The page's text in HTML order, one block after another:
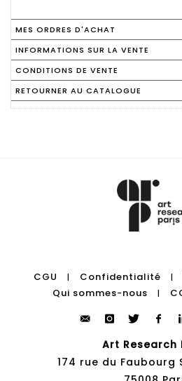
MES ORDRES D'ACHAT
INFORMATIONS SUR LA VENTE
CONDITIONS DE VENTE
RETOURNER AU CATALOGUE
CGU | Confidentialité |
Qui sommes-nous
|
Art Research
174 rue du Faubourg